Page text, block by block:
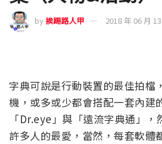
by挨踢路人甲 2018 年 06 月
字典可說是行動裝置的最佳拍檔
機，或多或少都會搭配一套內建
「Dr.eye」與「遠流字典通」，
許多人的最愛，當然，每套軟體